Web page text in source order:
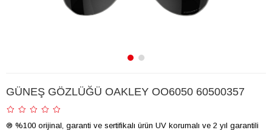
GÜNEŞ GÖZLÜĞÜ OAKLEY OO6050 60500357
® %100 orijinal, garanti ve sertifikalı ürün UV korumalı ve 2 yıl garantili